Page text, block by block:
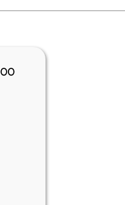
en France métropolitaine !